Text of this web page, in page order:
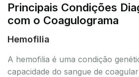
Principais Condições
com o Coagulograma
Hemofilia
A hemofilia é uma condição
capacidade do sangue de